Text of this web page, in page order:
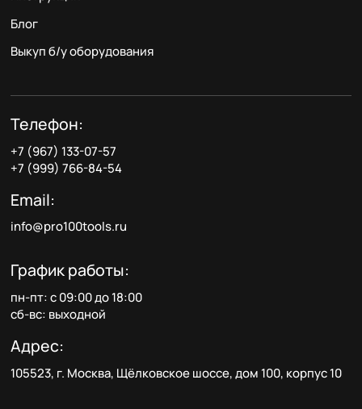
Блог
Выкуп б/у оборудования
Телефон:
+7 (967) 133-07-57
+7 (999) 766-84-54
Email:
info@pro100tools.ru
График работы:
пн-пт: с 09:00 до 18:00
сб-вс: выходной
Адрес:
105523, г. Москва, Щёлковское шоссе, дом 100, корпус 10